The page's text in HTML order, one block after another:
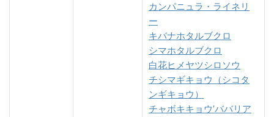
カンパニュラ・ライネリ
ー
キバナホタルブクロ
シマホタルブクロ
白花ヒメヤツシロソウ
チシマギキョウ（シコタ
ンギキョウ）
チャボキキョウ’ババリア